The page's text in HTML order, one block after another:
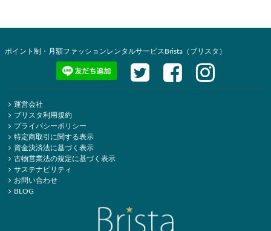
ポイント制・月額ファッションレンタルサービスBrista（ブリスタ）
運営会社
ブリスタ利用規約
プライバシーポリシー
特定商取引に関する表示
資金決済法に基づく表示
古物営業法の規定に基づく表示
サステナビリティ
お問い合わせ
BLOG